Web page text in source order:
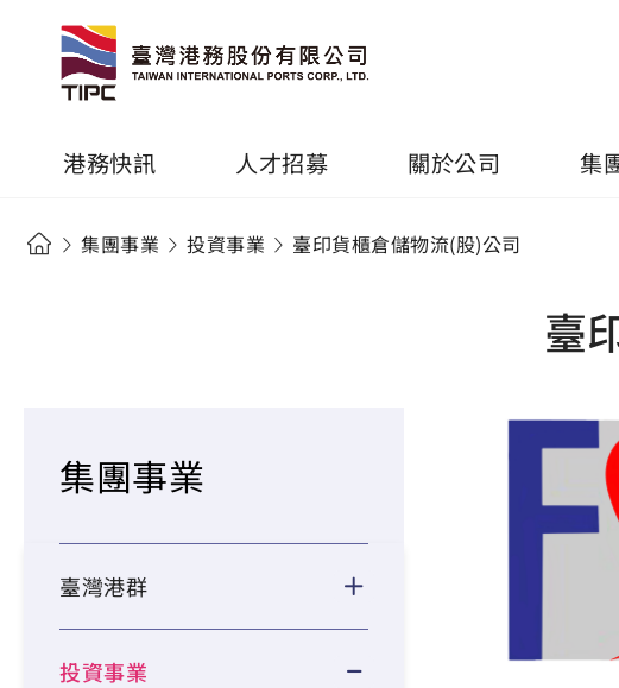
港務快訊 人才招募 關於公司 集
集團事業 投資事業 臺印貨櫃倉儲物流(股)公司
臺
集團事業
臺灣港群
投資事業